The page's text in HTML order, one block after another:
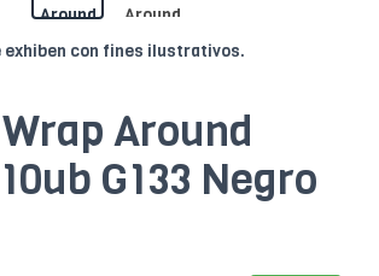
exhiben con fines ilustrativos.
Around
G133 Negro